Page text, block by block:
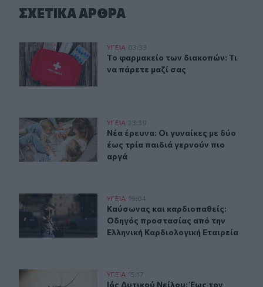
ΣΧΕΤΙΚA AΡΘΡΑ
Το φαρμακείο των διακοπών: Τι να πάρετε μαζί σας
ΥΓΕΙΑ 03:33
Το φαρμακείο των διακοπών: Τι να
Το φαρμακείο των διακοπών: Τι
να πάρετε μαζί σας
Νέα έρευνα: Οι γυναίκες με δύο έως τρία παιδιά
ΥΓΕΙΑ 23:39
Νέα έρευνα: Οι γυναίκες με δύο
Νέα έρευνα: Οι γυναίκες με δύο
έως τρία παιδιά γερνούν πιο
αργά
Καύσωνας και καρδιοπαθείς: Οδηγός προστασίας από
ΥΓΕΙΑ 19:04
Καύσωνας και καρδιοπαθείς:
Καύσωνας και καρδιοπαθείς:
Οδηγός προστασίας από την
Ελληνική Καρδιολογική Εταιρεία
Ιός Δυτικού Νείλου: Έως τον Οκτώβριο η έξαρση των
ΥΓΕΙΑ 15:17
Ιός Δυτικού Νείλου: Έως τον